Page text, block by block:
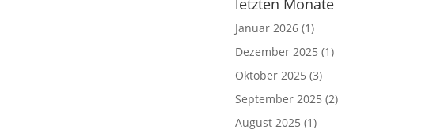
Januar 2026 (1)
Dezember 2025 (1)
Oktober 2025 (3)
September 2025 (2)
August 2025 (1)